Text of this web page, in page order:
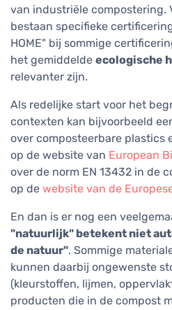
van industriële compostering.
bestaan specifieke
HOME" bij sommige
het gemiddelde ecologische
relevanter zijn.
Als redelijke start voor het
contexten kan bijvoorbeeld
over composteerbare plastics
op de website van European
over de norm EN 13432 in de
op de website van de
En dan is er nog een
"natuurlijk" betekent niet
de natuur". Sommige
kunnen daarbij ongewenste
(kleurstoffen, lijmen,
producten die in de compost